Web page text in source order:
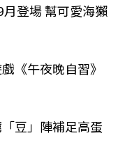
登場 幫可愛海獺
《午夜晚自習》
豆」陣補足高蛋